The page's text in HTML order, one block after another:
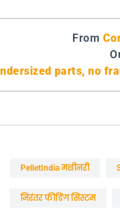
From
parts, no
PelletIndia मशीनरी
निरंतर फीडिंग सिस्टम